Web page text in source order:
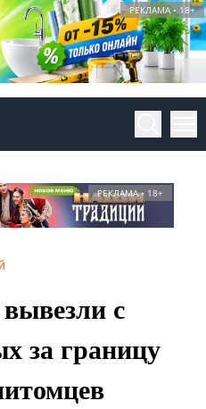
РЕКЛАМА • 18+
РЕКЛАМА • 18+
с
за границу